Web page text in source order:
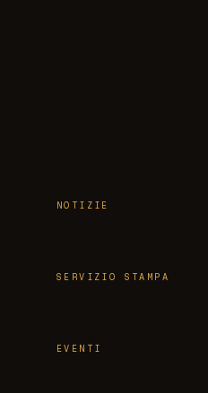
NOTIZIE
SERVIZIO STAMPA
EVENTI